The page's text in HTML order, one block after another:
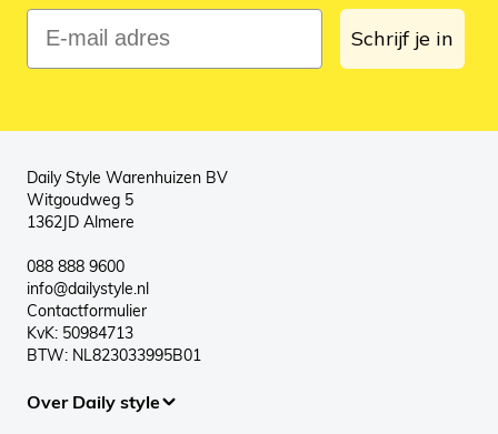
E-mail adres
Schrijf je in
Daily Style Warenhuizen BV
Witgoudweg 5
1362JD Almere
088 888 9600
info@dailystyle.nl
Contactformulier
KvK: 50984713
BTW: NL823033995B01
Over Daily style